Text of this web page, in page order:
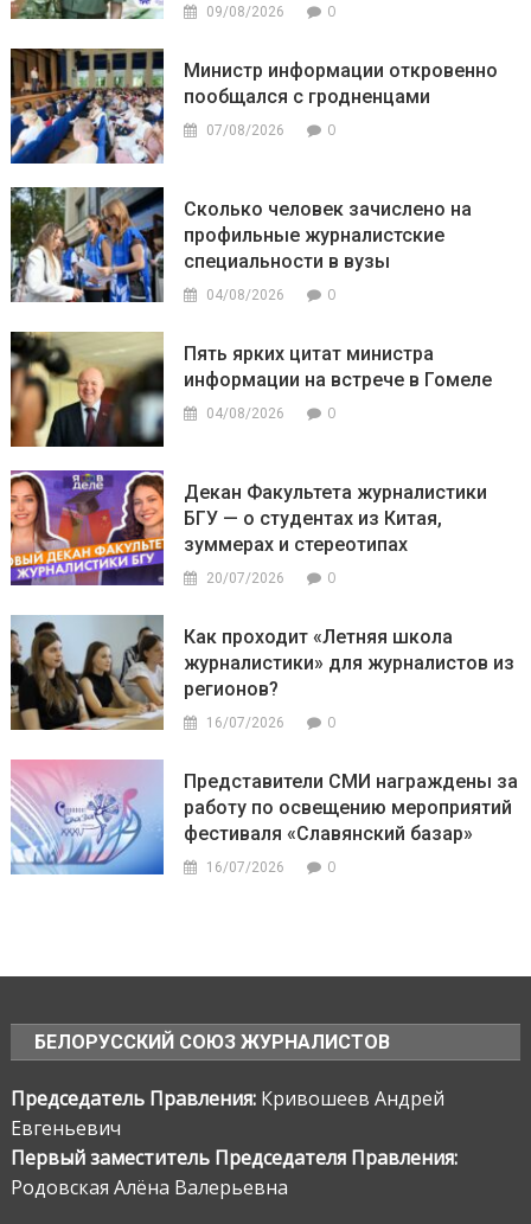
09/08/2026 0
Министр информации откровенно
пообщался с гродненцами
07/08/2026 0
Сколько человек зачислено на
профильные журналистские
специальности в вузы
04/08/2026 0
Пять ярких цитат министра
информации на встрече в Гомеле
04/08/2026 0
Декан Факультета журналистики
БГУ — о студентах из Китая,
зуммерах и стереотипах
20/07/2026 0
Как проходит «Летняя школа
журналистики» для журналистов из
регионов?
16/07/2026 0
Представители СМИ награждены за
работу по освещению мероприятий
фестиваля «Славянский базар»
16/07/2026 0
БЕЛОРУССКИЙ СОЮЗ ЖУРНАЛИСТОВ
Председатель Правления: Кривошеев Андрей
Евгеньевич
Первый заместитель Председателя Правления:
Родовская Алёна Валерьевна